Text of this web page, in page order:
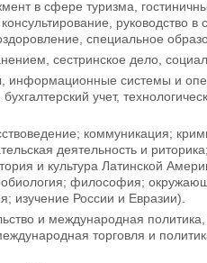
в сфере туризма,
руководство
специальное
сестринское дело,
информационные системы и
учет,
коммуникация;
деятельность и
и культура Латинской
философия;
изучение России и Евразии).
и международная
торговля и